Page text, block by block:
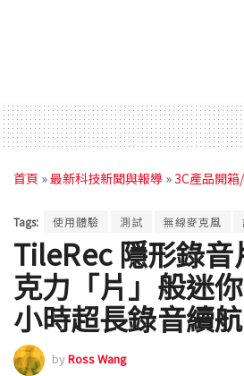
首頁 »最新科技新聞與報導 »3C產品開箱
Tags: 使用體驗 測試 無線麥克風
TileRec 隱形錄音
克力「片」般迷
小時超長錄音續航
byRoss Wang